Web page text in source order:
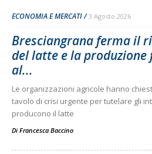
ECONOMIA E MERCATI 3 Agosto 2026
Bresciangrana ferma il
del latte e la produzione
al...
Le organizzazioni agricole hanno
tavolo di crisi urgente per tutelare gli
producono il latte
Di Francesca Baccino